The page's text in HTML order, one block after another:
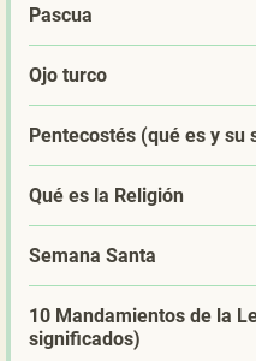
Pascua
Ojo turco
Pentecostés (qué es y su
Qué es la Religión
Semana Santa
10 Mandamientos de la
significados)